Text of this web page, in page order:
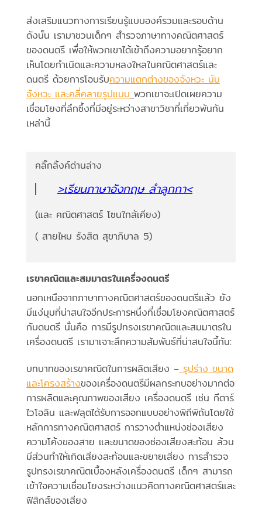
ส่งเสริมแนวทางการเรียนรู้แบบองค์รวมและรอบด้าน
ดังนั้น เรามาชวนเด็กๆ สำรวจภาษาทางคณิตศาสตร์
ของดนตรี เพื่อให้พวกเขาได้เข้าถึงความอยากรู้อยาก
เห็นโดยกำเนิดและความหลงใหลในคณิตศาสตร์และ
ดนตรี ด้วยการโอบรับความแตกต่างของจังหวะ นับ
จังหวะ และคลี่คลายรูปแบบ พวกเขาจะเปิดเผยความ
เชื่อมโยงที่ลึกซึ้งที่มีอยู่ระหว่างสาขาวิชาที่เกี่ยวพันกัน
เหล่านี้
คลิ๊กลิ้งค์ด่านล่าง
>เรียนภาษาอังกฤษ ลำลูกกา<
(และ คณิตศาสตร์ โซนใกล้เคียง)
( สายไหม รังสิต สุขาภิบาล 5)
เรขาคณิตและสมมาตรในเครื่องดนตรี
นอกเหนือจากภาษาทางคณิตศาสตร์ของดนตรีแล้ว ยัง
มีแง่มุมที่น่าสนใจอีกประการหนึ่งที่เชื่อมโยงคณิตศาสตร์
กับดนตรี นั่นคือ การมีรูปทรงเรขาคณิตและสมมาตรใน
เครื่องดนตรี เรามาเจาะลึกความสัมพันธ์ที่น่าสนใจนี้กัน:
บทบาทของเรขาคณิตในการผลิตเสียง –รูปร่าง ขนาด
และโครงสร้างของเครื่องดนตรีมีผลกระทบอย่างมากต่อ
การผลิตและคุณภาพของเสียง เครื่องดนตรี เช่น กีตาร์
ไวโอลิน และฟลุตได้รับการออกแบบอย่างพิถีพิถันโดยใช้
หลักการทางคณิตศาสตร์ การวางตำแหน่งช่องเสียง
ความโค้งของสาย และขนาดของช่องเสียงสะท้อน ล้วน
มีส่วนทำให้เกิดเสียงสะท้อนและขยายเสียง การสำรวจ
รูปทรงเรขาคณิตเบื้องหลังเครื่องดนตรี เด็กๆ สามารถ
เข้าใจความเชื่อมโยงระหว่างแนวคิดทางคณิตศาสตร์และ
ฟิสิกส์ของเสียง